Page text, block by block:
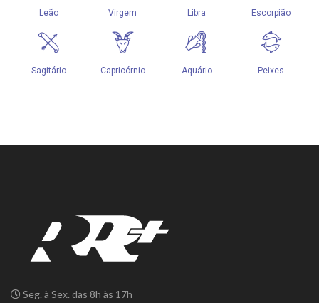
Seg. à Sex. das 8h às 17h